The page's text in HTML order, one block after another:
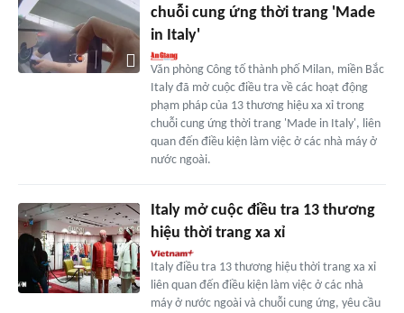
chuỗi cung ứng thời trang 'Made
in Italy'
Văn phòng Công tố thành phố Milan, miền Bắc
Italy đã mở cuộc điều tra về các hoạt động
phạm pháp của 13 thương hiệu xa xỉ trong
chuỗi cung ứng thời trang 'Made in Italy', liên
quan đến điều kiện làm việc ở các nhà máy ở
nước ngoài.
Italy mở cuộc điều tra 13 thương
hiệu thời trang xa xỉ
Italy điều tra 13 thương hiệu thời trang xa xỉ
liên quan đến điều kiện làm việc ở các nhà
máy ở nước ngoài và chuỗi cung ứng, yêu cầu